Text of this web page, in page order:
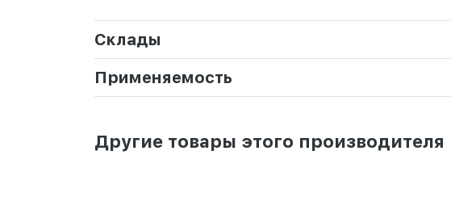
Склады
Применяемость
Другие товары этого производителя